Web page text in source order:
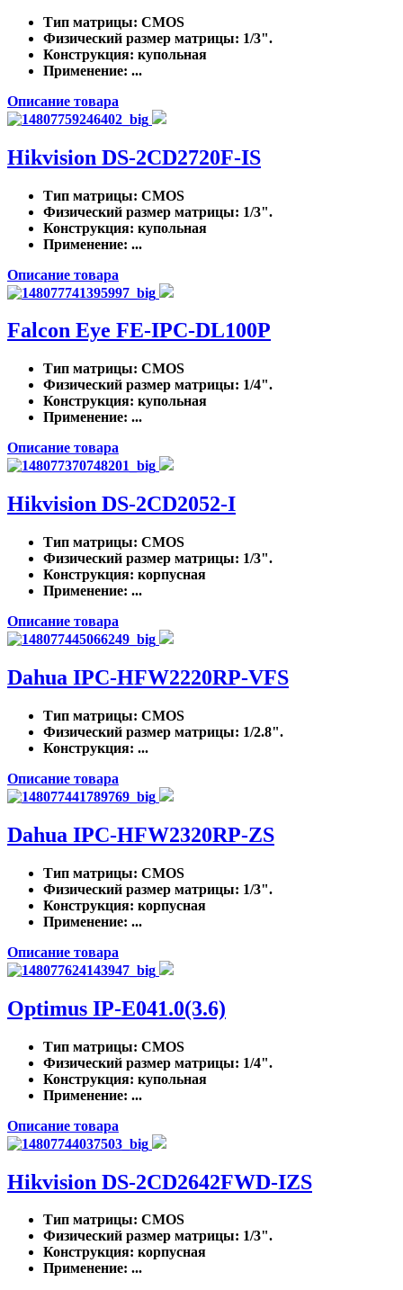
Тип матрицы: CMOS
Физический размер матрицы: 1/3".
Конструкция: купольная
Применение: ...
Описание товара
Hikvision DS-2CD2720F-IS
Тип матрицы: CMOS
Физический размер матрицы: 1/3".
Конструкция: купольная
Применение: ...
Описание товара
Falcon Eye FE-IPC-DL100P
Тип матрицы: CMOS
Физический размер матрицы: 1/4".
Конструкция: купольная
Применение: ...
Описание товара
Hikvision DS-2CD2052-I
Тип матрицы: CMOS
Физический размер матрицы: 1/3".
Конструкция: корпусная
Применение: ...
Описание товара
Dahua IPC-HFW2220RP-VFS
Тип матрицы: CMOS
Физический размер матрицы: 1/2.8".
Конструкция: ...
Описание товара
Dahua IPC-HFW2320RP-ZS
Тип матрицы: CMOS
Физический размер матрицы: 1/3".
Конструкция: корпусная
Применение: ...
Описание товара
Optimus IP-E041.0(3.6)
Тип матрицы: CMOS
Физический размер матрицы: 1/4".
Конструкция: купольная
Применение: ...
Описание товара
Hikvision DS-2CD2642FWD-IZS
Тип матрицы: CMOS
Физический размер матрицы: 1/3".
Конструкция: корпусная
Применение: ...